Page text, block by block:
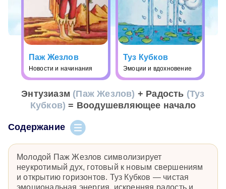
Паж Жезлов
Новости и начинания
Туз Кубков
Эмоции и вдохновение
Энтузиазм (Паж Жезлов) + Радость (Туз
Кубков) = Воодушевляющее начало
Содержание
Молодой Паж Жезлов символизирует
неукротимый дух, готовый к новым свершениям
и открытию горизонтов. Туз Кубков — чистая
эмоциональная энергия, искренняя радость и